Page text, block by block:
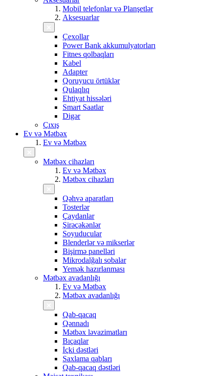
Mobil telefonlar və Planşetlər
Aksesuarlar
Çexollar
Power Bank akkumulyatorları
Fitnes qolbaqları
Kabel
Adapter
Qoruyucu örtüklər
Qulaqlıq
Ehtiyat hissələri
Smart Saatlar
Digər
Çıxış
Ev və Mətbəx
Ev və Mətbəx
Mətbəx cihazları
Ev və Mətbəx
Mətbəx cihazları
Qəhvə aparatları
Tosterlər
Çaydanlar
Şirəçəkənlər
Soyuducular
Blenderlər və mikserlər
Bişirmə panelləri
Mikrodalğalı sobalar
Yemək hazırlanması
Mətbəx avadanlığı
Ev və Mətbəx
Mətbəx avadanlığı
Qab-qacaq
Qənnadı
Mətbəx ləvazimatları
Bıçaqlar
İçki dəstləri
Saxlama qabları
Qab-qacaq dəstləri